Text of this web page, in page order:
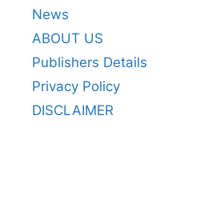
News
ABOUT US
Publishers Details
Privacy Policy
DISCLAIMER